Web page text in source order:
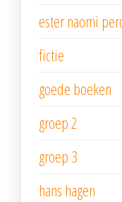
ester naomi
fictie
goede boeken
groep 2
groep 3
hans hagen